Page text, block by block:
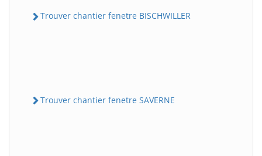
Trouver chantier fenetre BISCHWILLER
Trouver chantier fenetre SAVERNE